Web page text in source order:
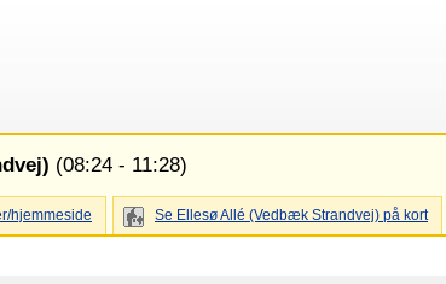
(08:24 - 11:28)
hjemmeside Se Ellesø Allé (Vedbæk Strandvej) på kort